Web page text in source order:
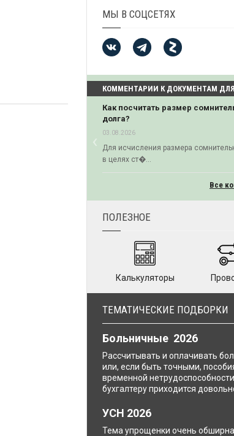
МЫ В СОЦСЕТЯХ
КОММЕНТАРИИ К ДОКУМЕНТАМ ДЛЯ
Как посчитать размер
долга?
03.08.2026
Для исчисления размера
в целях ст�...
‹Previous
Все
ПОЛЕЗНОЕ
Калькуляторы
ТЕМАТИЧЕСКИЕ ПОДБОРКИ
Больничные 2026
Рассчитывать и оплачивать
или, если быть точными,
временной нетрудоспособности
бухгалтеру приходится
УСН 2026
Тема упрощенки очень